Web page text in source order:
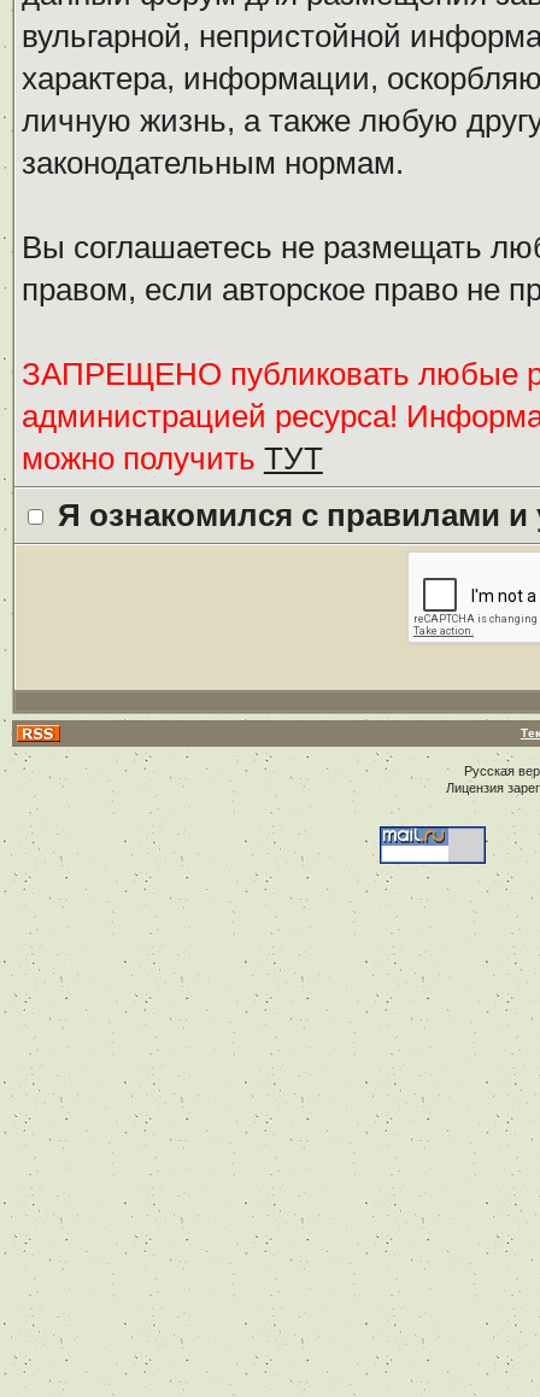
вульгарной, непристойной
характера, информации,
личную жизнь, а также любую
законодательным нормам.
Вы соглашаетесь не размещать
правом, если авторское право не
ЗАПРЕЩЕНО публиковать любые
администрацией ресурса!
можно получить ТУТ
Я ознакомился с правилами
Русская
Лицензия